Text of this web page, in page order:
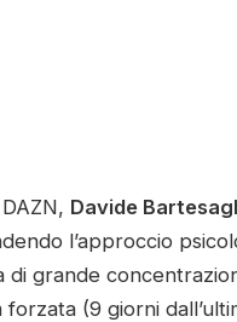
Davide
l’approccio
di grande
forzata (9 giorni